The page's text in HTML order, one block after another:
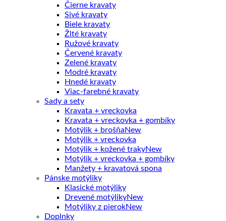
Čierne kravaty
Sivé kravaty
Biele kravaty
Žlté kravaty
Ružové kravaty
Červené kravaty
Zelené kravaty
Modré kravaty
Hnedé kravaty
Viac-farebné kravaty
Sady a sety
Kravata + vreckovka
Kravata + vreckovka + gombíky
Motýlik + brošňa
Motýlik + vreckovka
Motýlik + kožené traky
Motýlik + vreckovka + gombíky
Manžety + kravatová spona
Pánske motýliky
Klasické motýliky
Drevené motýliky
Motýliky z pierok
Doplnky